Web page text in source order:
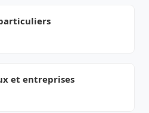
et entreprises